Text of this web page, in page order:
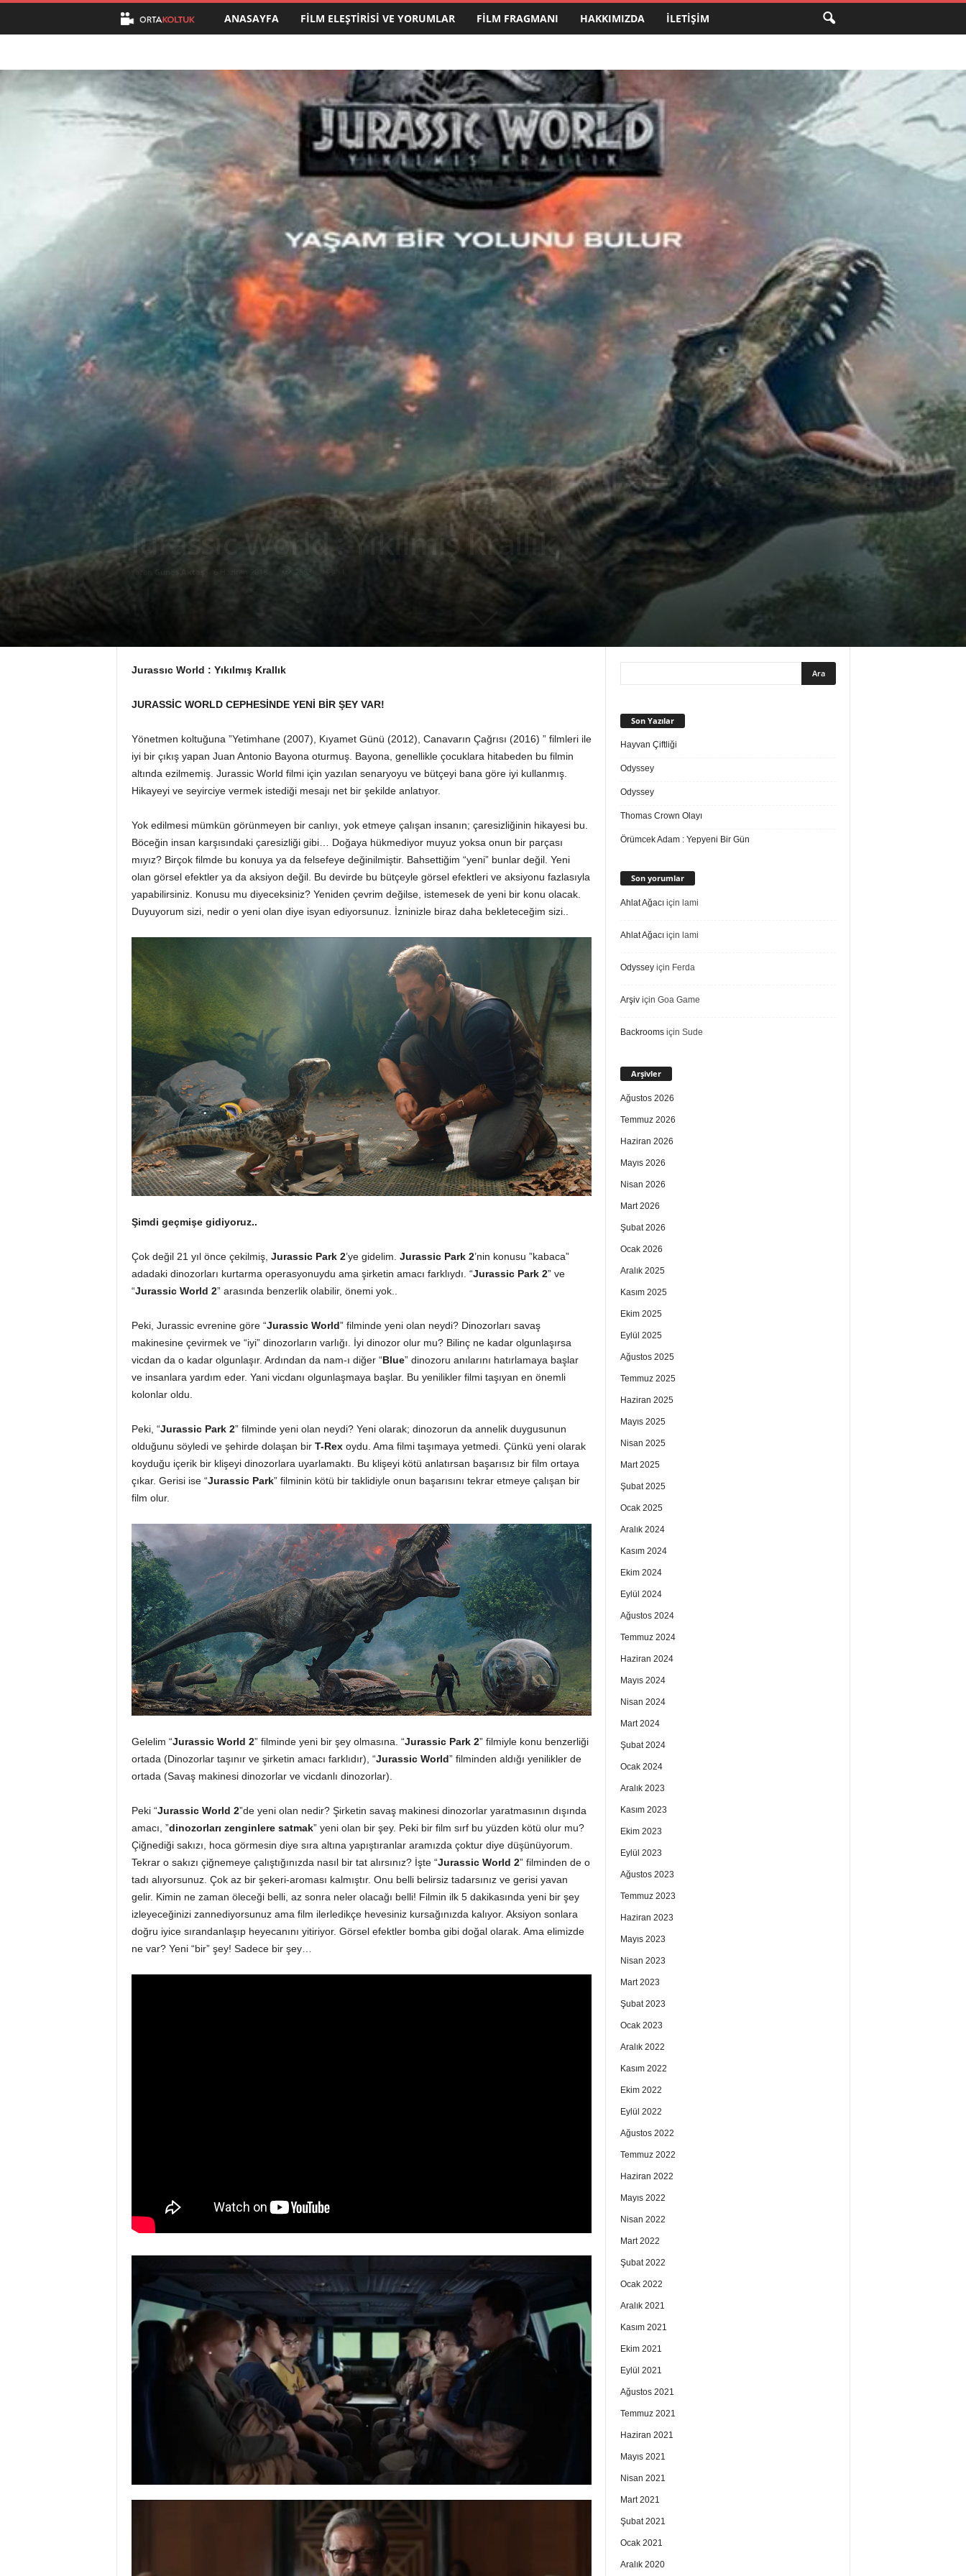
a
o
t
u
k
ANASAYFA FILM ELEŞTIRISI VE YORUMLAR FILM FRAGMANI HAKKIMIZDA İLETIŞIM
Jurassıc World : Yıkılmış Krallık
Yazar: Güneş Aktaş 6 Haziran 2018 2863
Jurassıc World : Yıkılmış Krallık
JURASSİC WORLD CEPHESİNDE YENİ BİR ŞEY VAR!
Yönetmen koltuğuna ”Yetimhane (2007), Kıyamet Günü (2012), Canavarın Çağrısı (2016) ” filmleri ile
iyi bir çıkış yapan Juan Antonio Bayona oturmuş. Bayona, genellikle çocuklara hitabeden bu filmin
altında ezilmemiş. Jurassic World filmi için yazılan senaryoyu ve bütçeyi bana göre iyi kullanmış.
Hikayeyi ve seyirciye vermek istediği mesajı net bir şekilde anlatıyor.
Yok edilmesi mümkün görünmeyen bir canlıyı, yok etmeye çalışan insanın; çaresizliğinin hikayesi bu.
Böceğin insan karşısındaki çaresizliği gibi… Doğaya hükmediyor muyuz yoksa onun bir parçası
mıyız? Birçok filmde bu konuya ya da felsefeye değinilmiştir. Bahsettiğim “yeni” bunlar değil. Yeni
olan görsel efektler ya da aksiyon değil. Bu devirde bu bütçeyle görsel efektleri ve aksiyonu fazlasıyla
yapabilirsiniz. Konusu mu diyeceksiniz? Yeniden çevrim değilse, istemesek de yeni bir konu olacak.
Duyuyorum sizi, nedir o yeni olan diye isyan ediyorsunuz. İzninizle biraz daha bekleteceğim sizi..
Şimdi geçmişe gidiyoruz..
Çok değil 21 yıl önce çekilmiş, Jurassic Park 2’ye gidelim. Jurassic Park 2’nin konusu ”kabaca”
adadaki dinozorları kurtarma operasyonuydu ama şirketin amacı farklıydı. “Jurassic Park 2” ve
“Jurassic World 2” arasında benzerlik olabilir, önemi yok..
Peki, Jurassic evrenine göre “Jurassic World” filminde yeni olan neydi? Dinozorları savaş
makinesine çevirmek ve “iyi” dinozorların varlığı. İyi dinozor olur mu? Bilinç ne kadar olgunlaşırsa
vicdan da o kadar olgunlaşır. Ardından da nam-ı diğer “Blue” dinozoru anılarını hatırlamaya başlar
ve insanlara yardım eder. Yani vicdanı olgunlaşmaya başlar. Bu yenilikler filmi taşıyan en önemli
kolonlar oldu.
Peki, “Jurassic Park 2” filminde yeni olan neydi? Yeni olarak; dinozorun da annelik duygusunun
olduğunu söyledi ve şehirde dolaşan birT-Rexoydu. Ama filmi taşımaya yetmedi. Çünkü yeni olarak
koyduğu içerik bir klişeyi dinozorlara uyarlamaktı. Bu klişeyi kötü anlatırsan başarısız bir film ortaya
çıkar. Gerisi ise “Jurassic Park” filminin kötü bir taklidiyle onun başarısını tekrar etmeye çalışan bir
film olur.
Gelelim “Jurassic World 2” filminde yeni bir şey olmasına. “Jurassic Park 2” filmiyle konu benzerliği
ortada (Dinozorlar taşınır ve şirketin amacı farklıdır), “Jurassic World” filminden aldığı yenilikler de
ortada (Savaş makinesi dinozorlar ve vicdanlı dinozorlar).
Peki “Jurassic World 2”de yeni olan nedir? Şirketin savaş makinesi dinozorlar yaratmasının dışında
amacı, ”dinozorları zenginlere satmak” yeni olan bir şey. Peki bir film sırf bu yüzden kötü olur mu?
Çiğnediği sakızı, hoca görmesin diye sıra altına yapıştıranlar aramızda çoktur diye düşünüyorum.
Tekrar o sakızı çiğnemeye çalıştığınızda nasıl bir tat alırsınız? İşte “Jurassic World 2” filminden de o
tadı alıyorsunuz. Çok az bir şekeri-aroması kalmıştır. Onu belli belirsiz tadarsınız ve gerisi yavan
gelir. Kimin ne zaman öleceği belli, az sonra neler olacağı belli! Filmin ilk 5 dakikasında yeni bir şey
izleyeceğinizi zannediyorsunuz ama film ilerledikçe hevesiniz kursağınızda kalıyor. Aksiyon sonlara
doğru iyice sırandanlaşıp heyecanını yitiriyor. Görsel efektler bomba gibi doğal olarak. Ama elimizde
ne var? Yeni “bir” şey! Sadece bir şey…
Son Yazılar
Hayvan Çiftliği
Odyssey
Odyssey
Thomas Crown Olayı
Örümcek Adam : Yepyeni Bir Gün
Son yorumlar
Ahlat Ağacıiçin lami
Ahlat Ağacıiçin lami
Odysseyiçin Ferda
Arşiviçin Goa Game
Backroomsiçin Sude
Arşivler
Ağustos 2026
Temmuz 2026
Haziran 2026
Mayıs 2026
Nisan 2026
Mart 2026
Şubat 2026
Ocak 2026
Aralık 2025
Kasım 2025
Ekim 2025
Eylül 2025
Ağustos 2025
Temmuz 2025
Haziran 2025
Mayıs 2025
Nisan 2025
Mart 2025
Şubat 2025
Ocak 2025
Aralık 2024
Kasım 2024
Ekim 2024
Eylül 2024
Ağustos 2024
Temmuz 2024
Haziran 2024
Mayıs 2024
Nisan 2024
Mart 2024
Şubat 2024
Ocak 2024
Aralık 2023
Kasım 2023
Ekim 2023
Eylül 2023
Ağustos 2023
Temmuz 2023
Haziran 2023
Mayıs 2023
Nisan 2023
Mart 2023
Şubat 2023
Ocak 2023
Aralık 2022
Kasım 2022
Ekim 2022
Eylül 2022
Ağustos 2022
Temmuz 2022
Haziran 2022
Mayıs 2022
Nisan 2022
Mart 2022
Şubat 2022
Ocak 2022
Aralık 2021
Kasım 2021
Ekim 2021
Eylül 2021
Ağustos 2021
Temmuz 2021
Haziran 2021
Mayıs 2021
Nisan 2021
Mart 2021
Şubat 2021
Ocak 2021
Aralık 2020